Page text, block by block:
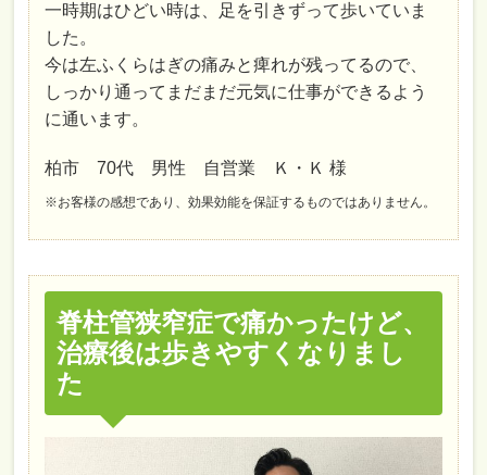
一時期はひどい時は、足を引きずって歩いていま
した。
今は左ふくらはぎの痛みと痺れが残ってるので、
しっかり通ってまだまだ元気に仕事ができるよう
に通います。
柏市 70代 男性 自営業 Ｋ・Ｋ 様
※お客様の感想であり、効果効能を保証するものではありません。
脊柱管狭窄症で痛かったけど、
治療後は歩きやすくなりまし
た